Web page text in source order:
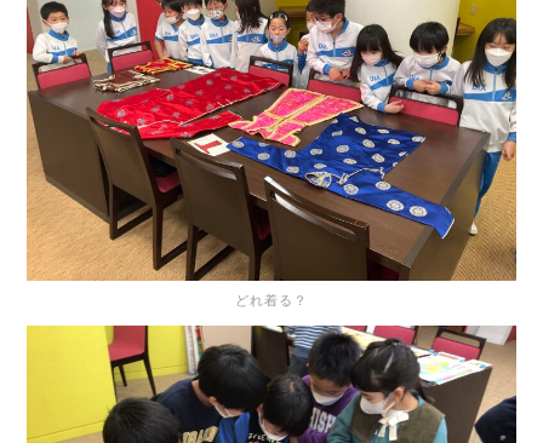
どれ着る？